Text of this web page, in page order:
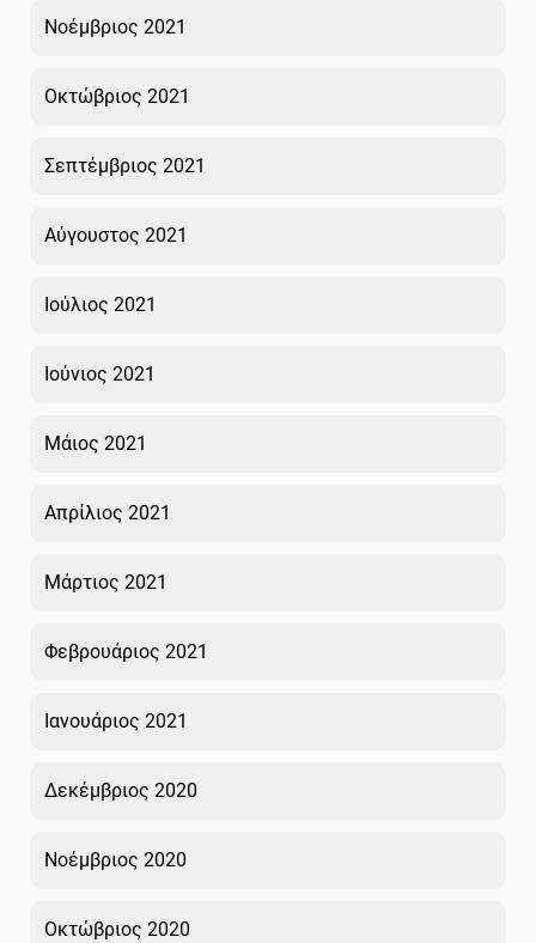
Νοέμβριος 2021
Οκτώβριος 2021
Σεπτέμβριος 2021
Αύγουστος 2021
Ιούλιος 2021
Ιούνιος 2021
Μάιος 2021
Απρίλιος 2021
Μάρτιος 2021
Φεβρουάριος 2021
Ιανουάριος 2021
Δεκέμβριος 2020
Νοέμβριος 2020
Οκτώβριος 2020